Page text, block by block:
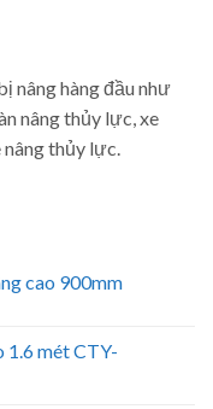
nâng hàng đầu như
nâng thủy lực, xe
nâng thủy lực.
cao 900mm
1.6 mét CTY-